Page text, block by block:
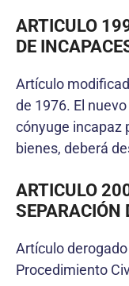
ARTICULO
DE
Artículo
de 1976. El
cónyuge incapaz
bienes, deberá
ARTICULO
SEPARACIÓN
Artículo
Procedimiento